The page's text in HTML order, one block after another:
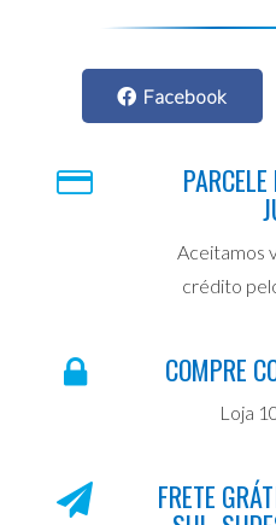
Facebook
Aceitamos
crédito
COMPRE
Loja
FRETE